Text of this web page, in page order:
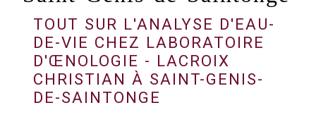
TOUT SUR L'ANALYSE D'EAU-
DE-VIE CHEZ LABORATOIRE
D'ŒNOLOGIE - LACROIX
CHRISTIAN À SAINT-GENIS-
DE-SAINTONGE